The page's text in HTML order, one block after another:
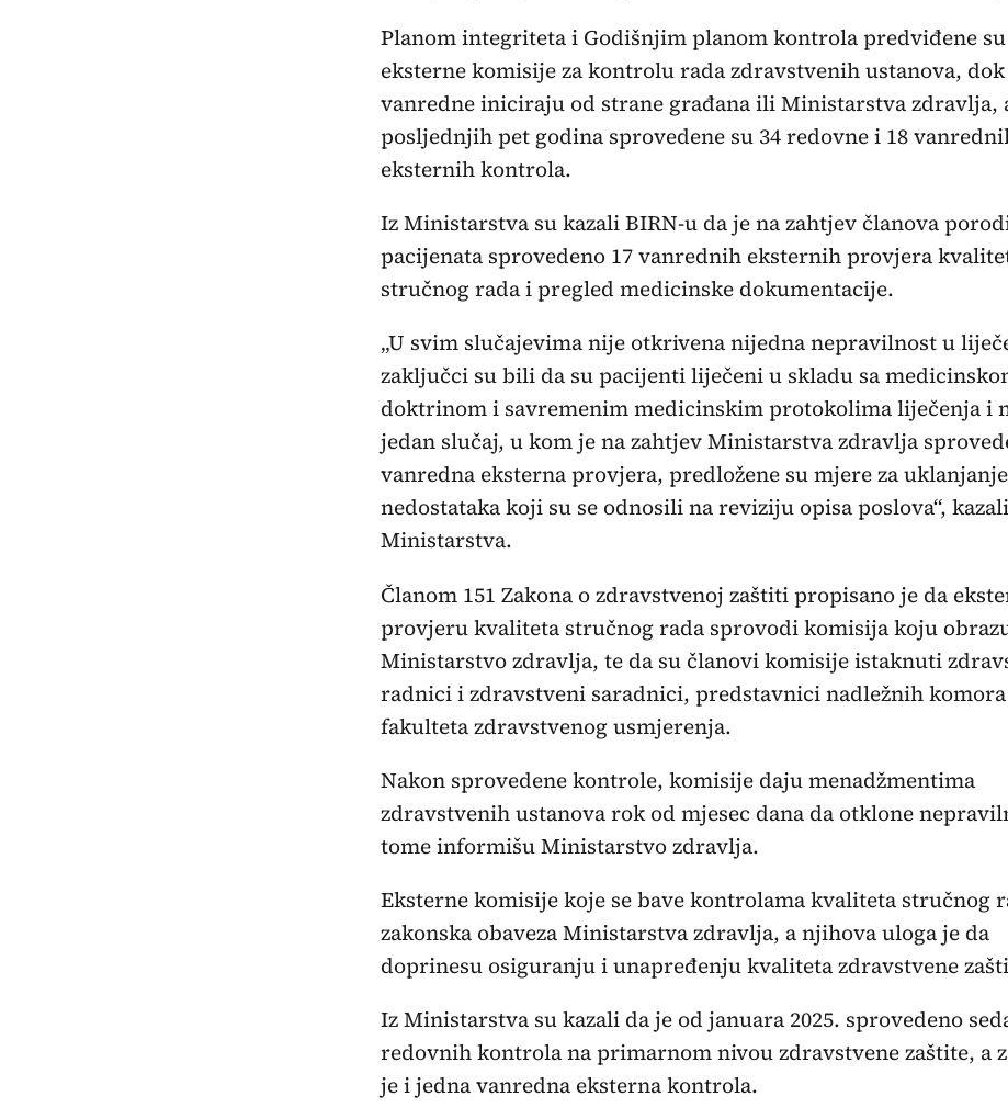
Planom integriteta i Godišnjim planom kontrola predviđene
eksterne komisije za kontrolu rada zdravstvenih ustanova, dok
vanredne iniciraju od strane građana ili Ministarstva zdravlja,
posljednjih pet godina sprovedene su 34 redovne i 18
eksternih kontrola.
Iz Ministarstva su kazali BIRN-u da je na zahtjev članova
pacijenata sprovedeno 17 vanrednih eksternih provjera
stručnog rada i pregled medicinske dokumentacije.
„U svim slučajevima nije otkrivena nijedna nepravilnost u
zaključci su bili da su pacijenti liječeni u skladu sa
doktrinom i savremenim medicinskim protokolima liječenja i
jedan slučaj, u kom je na zahtjev Ministarstva zdravlja
vanredna eksterna provjera, predložene su mjere za
nedostataka koji su se odnosili na reviziju opisa poslova“,
Ministarstva.
Članom 151 Zakona o zdravstvenoj zaštiti propisano je da
provjeru kvaliteta stručnog rada sprovodi komisija koju
Ministarstvo zdravlja, te da su članovi komisije istaknuti
radnici i zdravstveni saradnici, predstavnici nadležnih
fakulteta zdravstvenog usmjerenja.
Nakon sprovedene kontrole, komisije daju menadžmentima
zdravstvenih ustanova rok od mjesec dana da otklone
tome informišu Ministarstvo zdravlja.
Eksterne komisije koje se bave kontrolama kvaliteta stručnog
zakonska obaveza Ministarstva zdravlja, a njihova uloga je da
doprinesu osiguranju i unapređenju kvaliteta zdravstvene
Iz Ministarstva su kazali da je od januara 2025. sprovedeno
redovnih kontrola na primarnom nivou zdravstvene zaštite, a
je i jedna vanredna eksterna kontrola.